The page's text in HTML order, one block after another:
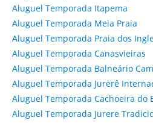
Aluguel Temporada Itapema
Aluguel Temporada Meia Praia
Aluguel Temporada Praia dos
Aluguel Temporada Canasvieiras
Aluguel Temporada Balneário
Aluguel Temporada Jurerê
Aluguel Temporada Cachoeira do
Aluguel Temporada Jurere